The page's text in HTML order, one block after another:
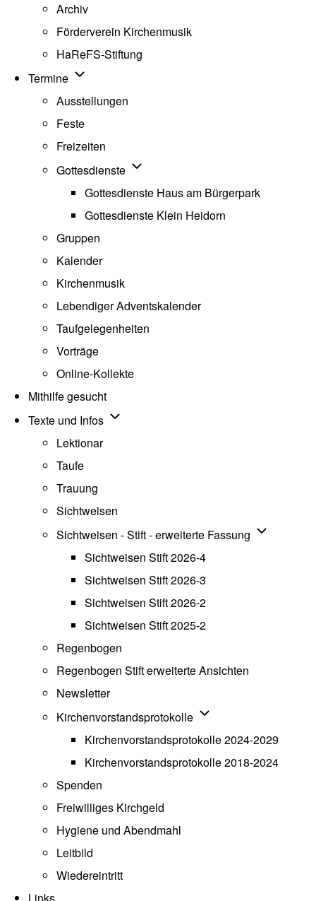
Archiv
Förderverein Kirchenmusik
HaReFS-Stiftung
Termine Unternavigation von Termine
Ausstellungen
Feste
Freizeiten
Gottesdienste Unternavigation von Gottesdienste
Gottesdienste Haus am Bürgerpark
Gottesdienste Klein Heidorn
Gruppen
Kalender
Kirchenmusik
Lebendiger Adventskalender
Taufgelegenheiten
Vorträge
Online-Kollekte
Mithilfe gesucht
Texte und Infos Unternavigation von Texte und Infos
Lektionar
Taufe
Trauung
Sichtweisen
Sichtweisen - Stift - erweiterte Fassung
Sichtweisen Stift 2026-4
Sichtweisen Stift 2026-3
Sichtweisen Stift 2026-2
Sichtweisen Stift 2025-2
Regenbogen
Regenbogen Stift erweiterte Ansichten
Newsletter
Kirchenvorstandsprotokolle Unternavigation von
Kirchenvorstandsprotokolle 2024-2029
Kirchenvorstandsprotokolle 2018-2024
Spenden
Freiwilliges Kirchgeld
Hygiene und Abendmahl
Leitbild
Wiedereintritt